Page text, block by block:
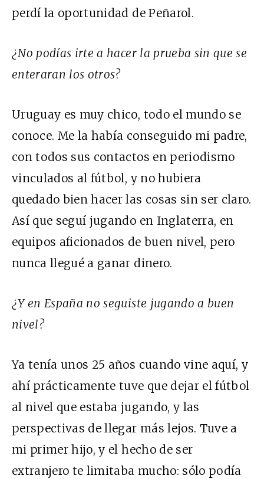
perdí la oportunidad de Peñarol.
¿No podías irte a hacer la prueba sin que se
enteraran los otros?
Uruguay es muy chico, todo el mundo se
conoce. Me la había conseguido mi padre,
con todos sus contactos en periodismo
vinculados al fútbol, y no hubiera
quedado bien hacer las cosas sin ser claro.
Así que seguí jugando en Inglaterra, en
equipos aficionados de buen nivel, pero
nunca llegué a ganar dinero.
¿Y en España no seguiste jugando a buen
nivel?
Ya tenía unos 25 años cuando vine aquí, y
ahí prácticamente tuve que dejar el fútbol
al nivel que estaba jugando, y las
perspectivas de llegar más lejos. Tuve a
mi primer hijo, y el hecho de ser
extranjero te limitaba mucho: sólo podía